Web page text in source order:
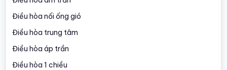
Điều hòa nối ống gió
Điều hòa trung tâm
Điều hòa áp trần
Điều hòa 1 chiều